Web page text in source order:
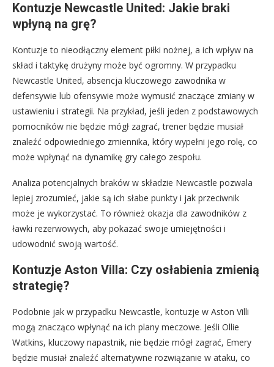
Kontuzje Newcastle United: Jakie braki
wpłyną na grę?
Kontuzje to nieodłączny element piłki nożnej, a ich wpływ na
skład i taktykę drużyny może być ogromny. W przypadku
Newcastle United, absencja kluczowego zawodnika w
defensywie lub ofensywie może wymusić znaczące zmiany w
ustawieniu i strategii. Na przykład, jeśli jeden z podstawowych
pomocników nie będzie mógł zagrać, trener będzie musiał
znaleźć odpowiedniego zmiennika, który wypełni jego rolę, co
może wpłynąć na dynamikę gry całego zespołu.
Analiza potencjalnych braków w składzie Newcastle pozwala
lepiej zrozumieć, jakie są ich słabe punkty i jak przeciwnik
może je wykorzystać. To również okazja dla zawodników z
ławki rezerwowych, aby pokazać swoje umiejętności i
udowodnić swoją wartość.
Kontuzje Aston Villa: Czy osłabienia zmienią
strategię?
Podobnie jak w przypadku Newcastle, kontuzje w Aston Villi
mogą znacząco wpłynąć na ich plany meczowe. Jeśli Ollie
Watkins, kluczowy napastnik, nie będzie mógł zagrać, Emery
będzie musiał znaleźć alternatywne rozwiązanie w ataku, co